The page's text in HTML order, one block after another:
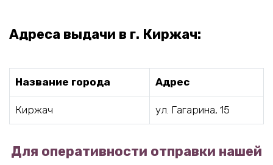
Адреса выдачи в г. Киржач:
Название города Адрес
Киржач ул. Гагарина, 15
Для оперативности отправки нашей